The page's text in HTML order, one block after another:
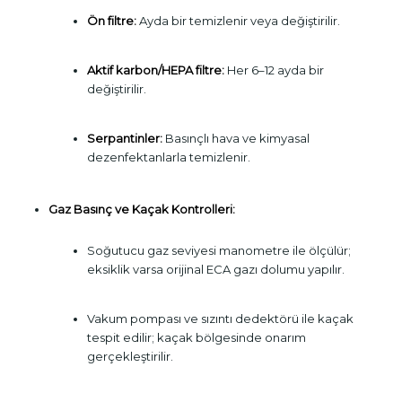
Ön filtre:Ayda bir temizlenir veya değiştirilir.
Aktif karbon/HEPA filtre:Her 6–12 ayda bir
değiştirilir.
Serpantinler:Basınçlı hava ve kimyasal
dezenfektanlarla temizlenir.
Gaz Basınç ve Kaçak Kontrolleri:
Soğutucu gaz seviyesi manometre ile ölçülür;
eksiklik varsa orijinal ECA gazı dolumu yapılır.
Vakum pompası ve sızıntı dedektörü ile kaçak
tespit edilir; kaçak bölgesinde onarım
gerçekleştirilir.